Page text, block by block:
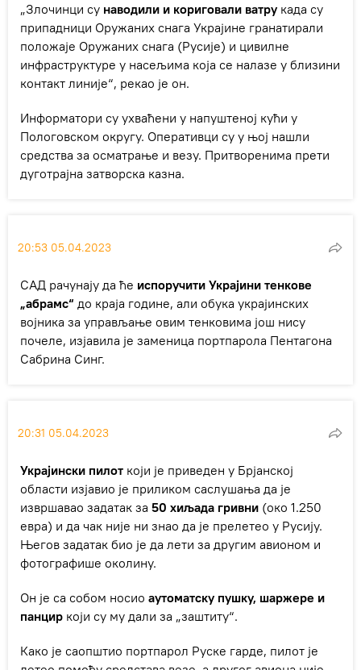
„Злочинци су наводили и кориговали ватру када су
припадници Оружаних снага Украјине гранатирали
положаје Оружаних снага (Русије) и цивилне
инфраструктуре у насељима која се налазе у близини
контакт линије“, рекао је он.
Информатори су ухваћени у напуштеној кући у
Пологовском округу. Оперативци су у њој нашли
средства за осматрање и везу. Притворенима прети
дуготрајна затворска казна.
20:53 05.04.2023
САД рачунају да ће испоручити Украјини тенкове
„абрамс“ до краја године, али обука украјинских
војника за управљање овим тенковима још нису
почеле, изјавила је заменица портпарола Пентагона
Сабрина Синг.
20:31 05.04.2023
Украјински пилот који је приведен у Брјанској
области изјавио је приликом саслушања да је
извршавао задатак за 50 хиљада гривни (око 1.250
евра) и да чак није ни знао да је прелетео у Русију.
Његов задатак био је да лети за другим авионом и
фотографише околину.
Он је са собом носио аутоматску пушку, шаржере и
панцир који су му дали за „заштиту“.
Како је саопштио портпарол Руске гарде, пилот је